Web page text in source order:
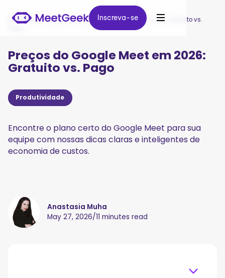
Inscreva-se
Inscreva-se
MeetGeek / Blog / Preços do Google Meet em 2026: Gratuito vs.
Preços do Google Meet em 2026:
Gratuito vs. Pago
Produtividade
Encontre o plano certo do Google Meet para sua
equipe com nossas dicas claras e inteligentes de
economia de custos.
Anastasia Muha
May 27, 2026/11 minutes read